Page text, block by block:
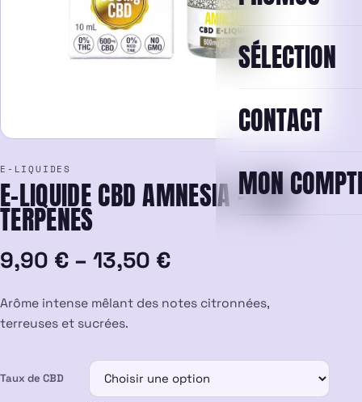
SÉLECTION
CONTACT
MON
E-LIQUIDES
E-LIQUIDE CBD AMNESIA – CALI
TERPENES
9,90 € – 13,50 €
Plage
de
prix :
Arôme intense mêlant des notes citronnées,
terreuses et sucrées.
Taux de CBD